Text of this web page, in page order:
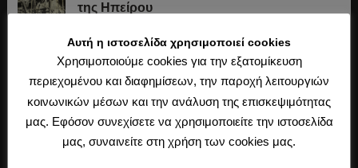
της Ηπείρου
«Δει δη χρημάτων.» Κάντε μια μικρή
«δωρεά» στον «Ερανιστή»!
Το παιδομάζωμα
Αυτή η ιστοσελίδα χρησιμοποιεί cookies
Χρησιμοποιούμε cookies για την εξατομίκευση
περιεχομένου και διαφημίσεων, την παροχή λειτουργιών
κοινωνικών μέσων και την ανάλυση της επισκεψιμότητας
μας. Εφόσον συνεχίσετε να χρησιμοποιείτε την ιστοσελίδα
μας, συναινείτε στη χρήση των cookies μας.